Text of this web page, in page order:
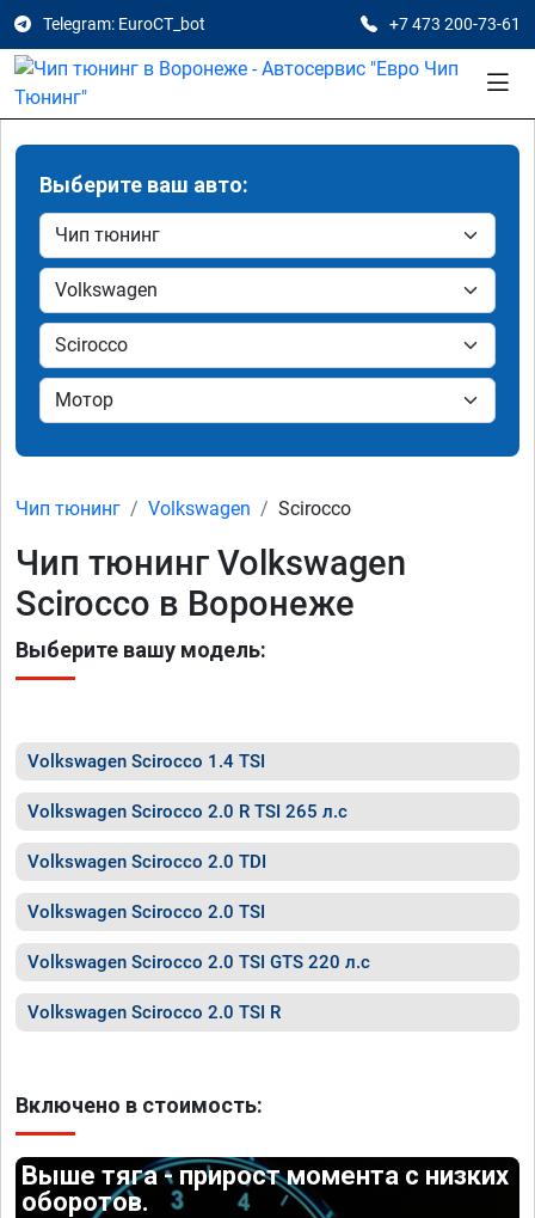
Telegram: EuroCT_bot +7 473 200-73-61
Выберите ваш авто:
Чип тюнинг Volkswagen Scirocco
Чип тюнинг Volkswagen
Scirocco в Воронеже
Выберите вашу модель:
Volkswagen Scirocco 1.4 TSI
Volkswagen Scirocco 2.0 R TSI 265 л.с
Volkswagen Scirocco 2.0 TDI
Volkswagen Scirocco 2.0 TSI
Volkswagen Scirocco 2.0 TSI GTS 220 л.с
Volkswagen Scirocco 2.0 TSI R
Включено в стоимость:
Выше тяга - прирост момента с низких
оборотов.